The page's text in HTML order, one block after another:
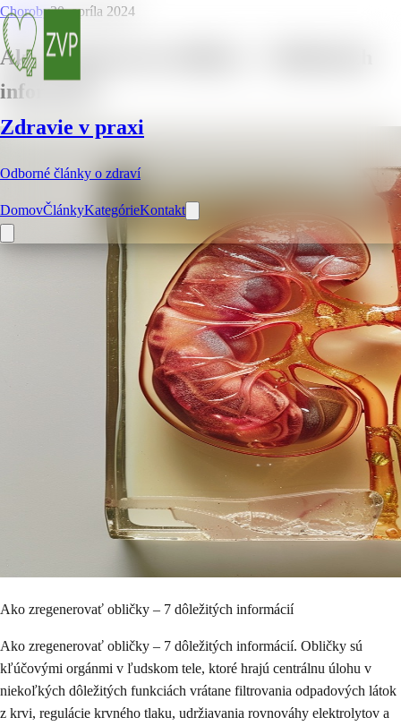
Zdravie v praxi
Odborné články o zdraví
DomovČlánkyKategórieKontakt
Choroby30. apríla 2024
Ako zregenerovať obličky – 7 dôležitých
informácií
Ako zregenerovať obličky – 7 dôležitých informácií
Ako zregenerovať obličky – 7 dôležitých informácií. Obličky sú
kľúčovými orgánmi v ľudskom tele, ktoré hrajú centrálnu úlohu v
niekoľkých dôležitých funkciách vrátane filtrovania odpadových látok
z krvi, regulácie krvného tlaku, udržiavania rovnováhy elektrolytov a